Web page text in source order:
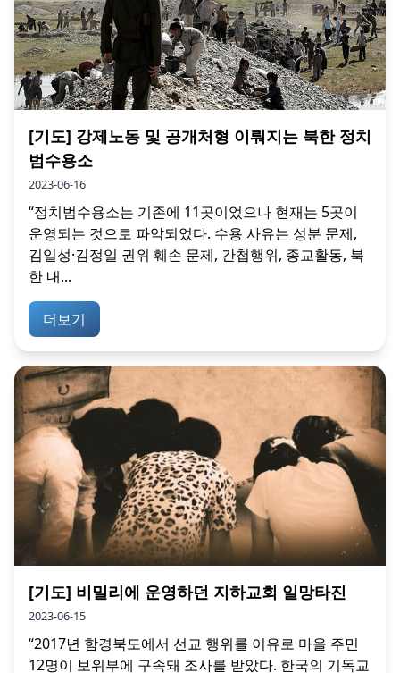
[기도] 강제노동 및 공개처형 이뤄지는 북한 정치
범수용소
2023-06-16
“정치범수용소는 기존에 11곳이었으나 현재는 5곳이
운영되는 것으로 파악되었다. 수용 사유는 성분 문제,
김일성·김정일 권위 훼손 문제, 간첩행위, 종교활동, 북
한 내...
더보기
[기도] 비밀리에 운영하던 지하교회 일망타진
2023-06-15
“2017년 함경북도에서 선교 행위를 이유로 마을 주민
12명이 보위부에 구속돼 조사를 받았다. 한국의 기독교